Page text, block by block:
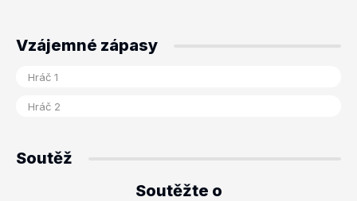
Vzájemné zápasy
Soutěž
Soutěžte o